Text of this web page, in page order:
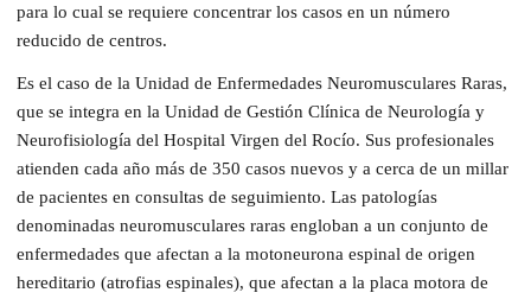
para lo cual se requiere concentrar los casos en un número
reducido de centros.
Es el caso de la Unidad de Enfermedades Neuromusculares Raras,
que se integra en la Unidad de Gestión Clínica de Neurología y
Neurofisiología del Hospital Virgen del Rocío. Sus profesionales
atienden cada año más de 350 casos nuevos y a cerca de un millar
de pacientes en consultas de seguimiento. Las patologías
denominadas neuromusculares raras engloban a un conjunto de
enfermedades que afectan a la motoneurona espinal de origen
hereditario (atrofias espinales), que afectan a la placa motora de